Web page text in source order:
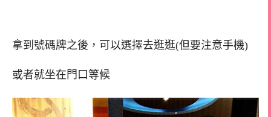
拿到號碼牌之後，可以選擇去逛逛(但要注意手機)
或者就坐在門口等候